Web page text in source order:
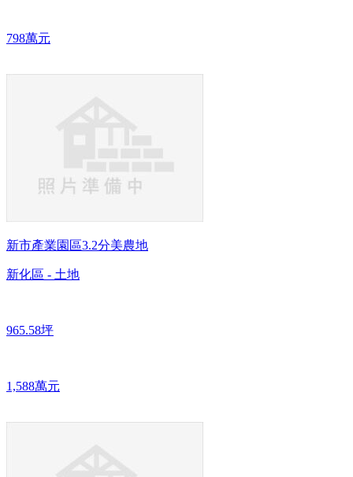
798萬元
新市產業園區3.2分美農地
新化區 - 土地
965.58坪
1,588萬元